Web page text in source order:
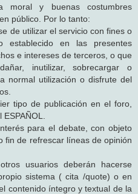
y buenas costumbres
público. Por lo tanto:
de utilizar el servicio con fines o
establecido en las presentes
e intereses de terceros, o que
inutilizar, sobrecargar o
normal utilización o disfrute del
tipo de publicación en el foro,
para el debate, con objeto
fin de refrescar líneas de opinión
usuarios deberán hacerse
sistema ( cita /quote) o en
contenido íntegro y textual de la